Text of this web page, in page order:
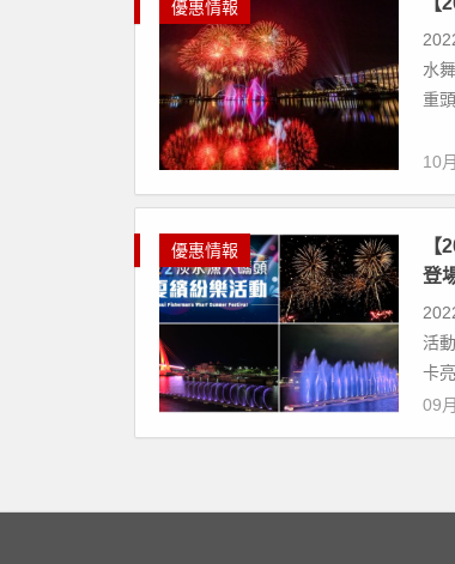
優惠情報
水
重
10
優惠情報
【
登
活
卡
09